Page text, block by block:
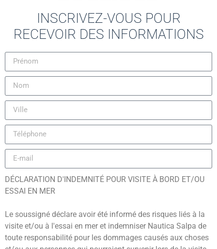
INSCRIVEZ-VOUS POUR
RECEVOIR DES INFORMATIONS
DÉCLARATION D'INDEMNITÉ POUR VISITE À BORD ET/OU
ESSAI EN MER
Le soussigné déclare avoir été informé des risques liés à la
visite et/ou à l'essai en mer et indemniser Nautica Salpa de
toute responsabilité pour les dommages causés aux choses
Türkçe
Hrvatski
Slovenščina